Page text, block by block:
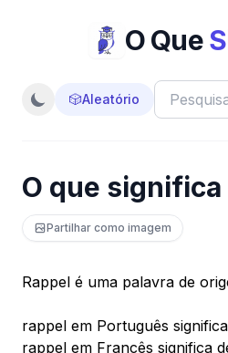
O Que
🎲Aleatório
O que significa
Partilhar como imagem
Rappel é uma palavra de
rappel em Português
rappel em Francês significa